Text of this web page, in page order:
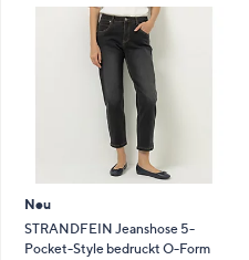
Neu
STRANDFEIN Jeanshose 5-
Pocket-Style bedruckt O-Form